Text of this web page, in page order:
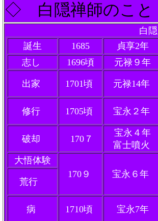
◇ 白隠禅師のこと
白隠
誕生 1685 貞享2年
志し
1696頃 元禄９年
出家 1701頃 元禄14年
修行 1705頃 宝永２年
破却 170７
宝永４年
富士噴火
大悟体験
170９
宝永６年
荒行
病 1710頃 宝永7年